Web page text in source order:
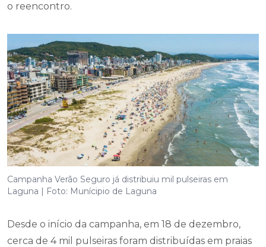
o reencontro.
Campanha Verão Seguro já distribuiu mil pulseiras em
Laguna | Foto: Munícipio de Laguna
Desde o início da campanha, em 18 de dezembro,
cerca de 4 mil pulseiras foram distribuídas em praias